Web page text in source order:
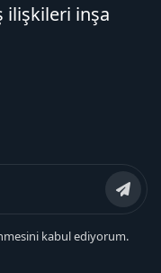
ilişkileri inşa
kabul ediyorum.